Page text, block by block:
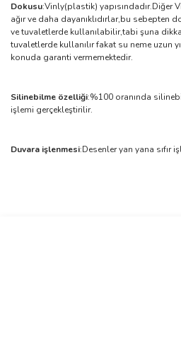
Dokusu:Vinly(plastik) yapısındadır.Diğer
ağır ve daha dayanıklıdırlar,bu sebepten
ve tuvaletlerde kullanılabilir,tabi şuna
tuvaletlerde kullanılır fakat su neme uzun
konuda garanti vermemektedir.
Silinebilme özelliği:%100 oranında
işlemi gerçekleştirilir.
Duvara işlenmesi:Desenler yan yana sıfır